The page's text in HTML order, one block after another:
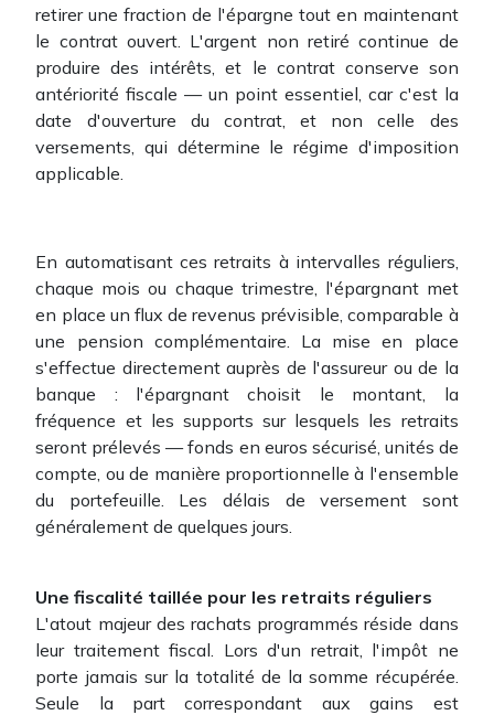
retirer une fraction de l'épargne tout en maintenant
le contrat ouvert. L'argent non retiré continue de
produire des intérêts, et le contrat conserve son
antériorité fiscale — un point essentiel, car c'est la
date d'ouverture du contrat, et non celle des
versements, qui détermine le régime d'imposition
applicable.
En automatisant ces retraits à intervalles réguliers,
chaque mois ou chaque trimestre, l'épargnant met
en place un flux de revenus prévisible, comparable à
une pension complémentaire. La mise en place
s'effectue directement auprès de l'assureur ou de la
banque : l'épargnant choisit le montant, la
fréquence et les supports sur lesquels les retraits
seront prélevés — fonds en euros sécurisé, unités de
compte, ou de manière proportionnelle à l'ensemble
du portefeuille. Les délais de versement sont
généralement de quelques jours.
Une fiscalité taillée pour les retraits réguliers
L'atout majeur des rachats programmés réside dans
leur traitement fiscal. Lors d'un retrait, l'impôt ne
porte jamais sur la totalité de la somme récupérée.
Seule la part correspondant aux gains est